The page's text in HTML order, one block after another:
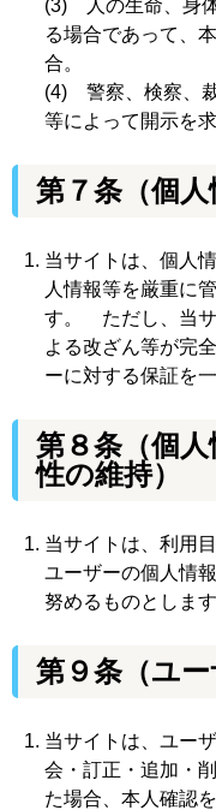
(3) 人の生命、身
る場合であって、
合。
(4) 警察、検察、
等によって開示を
第７条 （個
当サイトは、個人
人情報等を厳重に
す。 ただし、当サ
よる改ざん等が完
ーに対する保証を
第８条 （個
性の維持）
当サイトは、利用
ユーザーの個人情
努めるものとします
第９条 （ユ
当サイトは、ユー
会・訂正・追加・
た場合、本人確認